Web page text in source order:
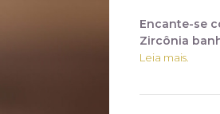
Encante-se
Zircônia
Leia mais.